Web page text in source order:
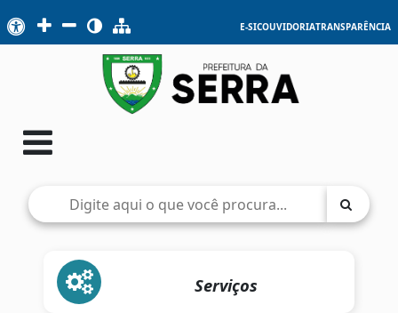
E-SICOUVIDORIATRANSPARÊNCIA
Serviços